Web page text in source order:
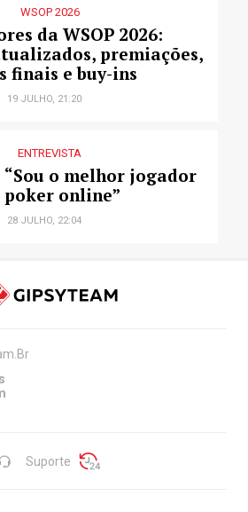
WSOP 2026
da WSOP 2026:
premiações,
finais e buy-ins
19 JULHO, 21:20
ENTREVISTA
“Sou o melhor jogador
poker online”
28 JULHO, 22:04
Suporte